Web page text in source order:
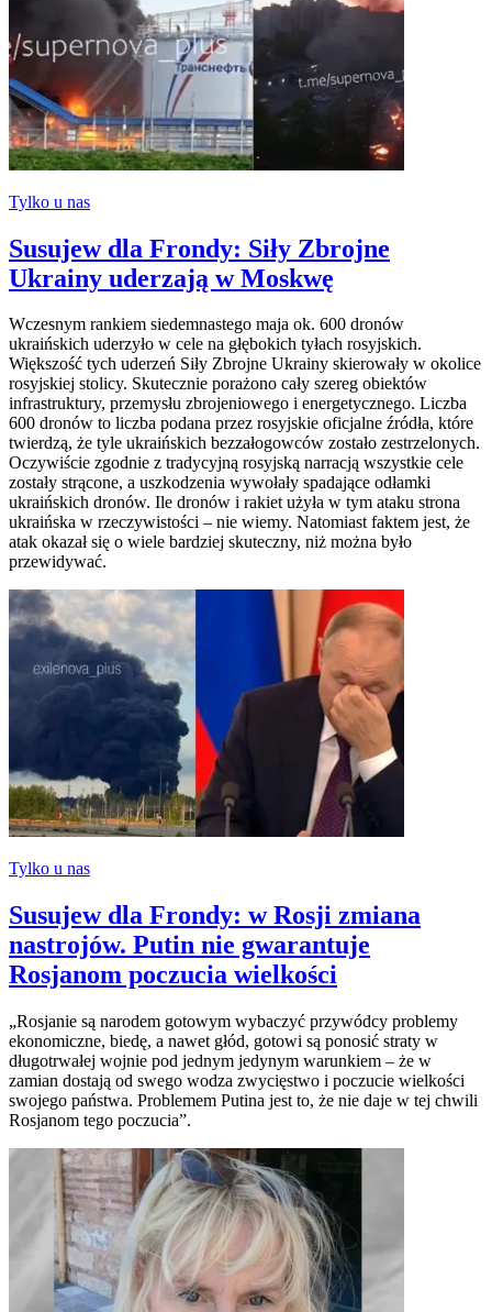
Tylko u nas
Susujew dla Frondy: Siły Zbrojne
Ukrainy uderzają w Moskwę
Wczesnym rankiem siedemnastego maja ok. 600 dronów
ukraińskich uderzyło w cele na głębokich tyłach rosyjskich.
Większość tych uderzeń Siły Zbrojne Ukrainy skierowały w okolice
rosyjskiej stolicy. Skutecznie porażono cały szereg obiektów
infrastruktury, przemysłu zbrojeniowego i energetycznego. Liczba
600 dronów to liczba podana przez rosyjskie oficjalne źródła, które
twierdzą, że tyle ukraińskich bezzałogowców zostało zestrzelonych.
Oczywiście zgodnie z tradycyjną rosyjską narracją wszystkie cele
zostały strącone, a uszkodzenia wywołały spadające odłamki
ukraińskich dronów. Ile dronów i rakiet użyła w tym ataku strona
ukraińska w rzeczywistości – nie wiemy. Natomiast faktem jest, że
atak okazał się o wiele bardziej skuteczny, niż można było
przewidywać.
Tylko u nas
Susujew dla Frondy: w Rosji zmiana
nastrojów. Putin nie gwarantuje
Rosjanom poczucia wielkości
„Rosjanie są narodem gotowym wybaczyć przywódcy problemy
ekonomiczne, biedę, a nawet głód, gotowi są ponosić straty w
długotrwałej wojnie pod jednym jedynym warunkiem – że w
zamian dostają od swego wodza zwycięstwo i poczucie wielkości
swojego państwa. Problemem Putina jest to, że nie daje w tej chwili
Rosjanom tego poczucia”.